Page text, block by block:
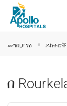
መግቢያ ገፅ ዶክተሮች
በ